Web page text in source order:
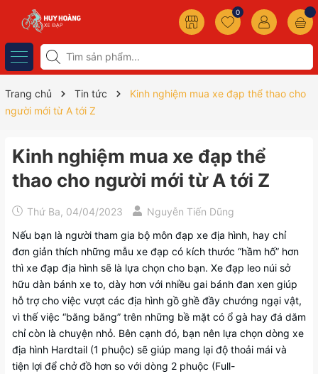
0
Trang chủ Tin tức
Kinh nghiệm mua xe đạp thể thao cho
người mới từ A tới Z
Kinh nghiệm mua xe đạp thể
thao cho người mới từ A tới Z
Thứ Ba, 04/04/2023
Nguyễn Tiến Dũng
Nếu bạn là người tham gia bộ môn đạp xe địa hình, hay chỉ
đơn giản thích những mẫu xe đạp có kích thước “hầm hố” hơn
thì xe đạp địa hình sẽ là lựa chọn cho bạn. Xe đạp leo núi sở
hữu dàn bánh xe to, dày hơn với nhiều gai bánh đan xen giúp
hỗ trợ cho việc vượt các địa hình gồ ghề đầy chướng ngại vật,
vì thế việc “băng băng” trên những bề mặt có ổ gà hay đá dăm
chỉ còn là chuyện nhỏ. Bên cạnh đó, bạn nên lựa chọn dòng xe
địa hình Hardtail (1 phuộc) sẽ giúp mang lại độ thoải mái và
tiện lợi để chở đồ hơn so với dòng 2 phuộc (Full-